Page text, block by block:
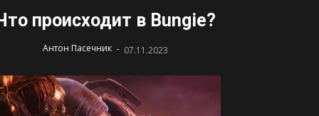
происходит в Bungie?
Антон Пасечник - 07.11.2023